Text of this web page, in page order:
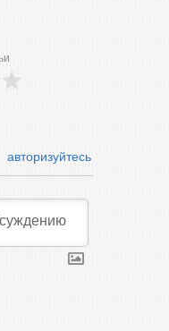
авторизуйтесь